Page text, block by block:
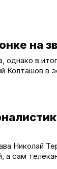
на
однако в
Колташов в
Николай
сам